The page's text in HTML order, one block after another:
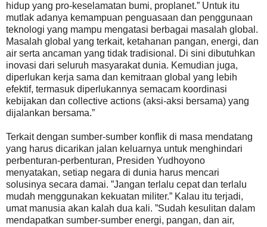
hidup yang pro-keselamatan bumi, proplanet.” Untuk itu
mutlak adanya kemampuan penguasaan dan penggunaan
teknologi yang mampu mengatasi berbagai masalah global.
Masalah global yang terkait, ketahanan pangan, energi, dan
air serta ancaman yang tidak tradisional. Di sini dibutuhkan
inovasi dari seluruh masyarakat dunia. Kemudian juga,
diperlukan kerja sama dan kemitraan global yang lebih
efektif, termasuk diperlukannya semacam koordinasi
kebijakan dan collective actions (aksi-aksi bersama) yang
dijalankan bersama.”
Terkait dengan sumber-sumber konflik di masa mendatang
yang harus dicarikan jalan keluarnya untuk menghindari
perbenturan-perbenturan, Presiden Yudhoyono
menyatakan, setiap negara di dunia harus mencari
solusinya secara damai. ”Jangan terlalu cepat dan terlalu
mudah menggunakan kekuatan militer.” Kalau itu terjadi,
umat manusia akan kalah dua kali. ”Sudah kesulitan dalam
mendapatkan sumber-sumber energi, pangan, dan air,